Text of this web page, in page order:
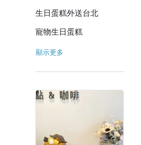
生日蛋糕外送台北
寵物生日蛋糕
顯示更多